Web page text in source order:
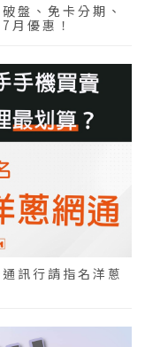
盤、免卡分期、
月優惠！
訊行請指名洋蔥